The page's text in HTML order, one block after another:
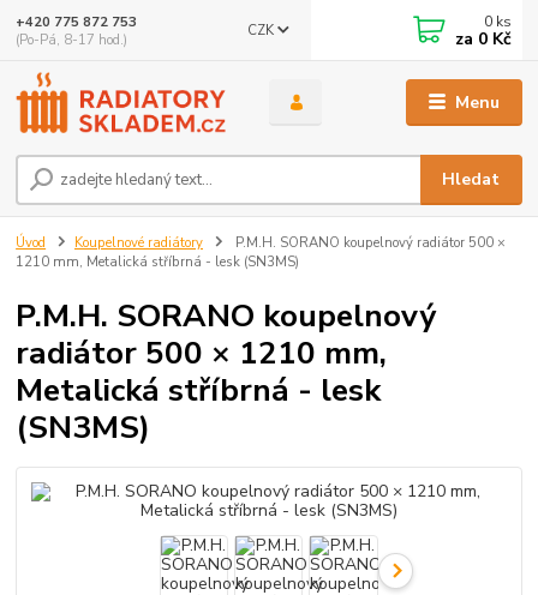
Menu
CZK
Hledat
+420 775 872 753
(Po-Pá, 8-17 hod.)
0 ks
za 0 Kč
Úvod Koupelnové radiátory
P.M.H. SORANO koupelnový radiátor 500 ×
1210 mm, Metalická stříbrná - lesk (SN3MS)
P.M.H. SORANO koupelnový
radiátor 500 × 1210 mm,
Metalická stříbrná - lesk
(SN3MS)